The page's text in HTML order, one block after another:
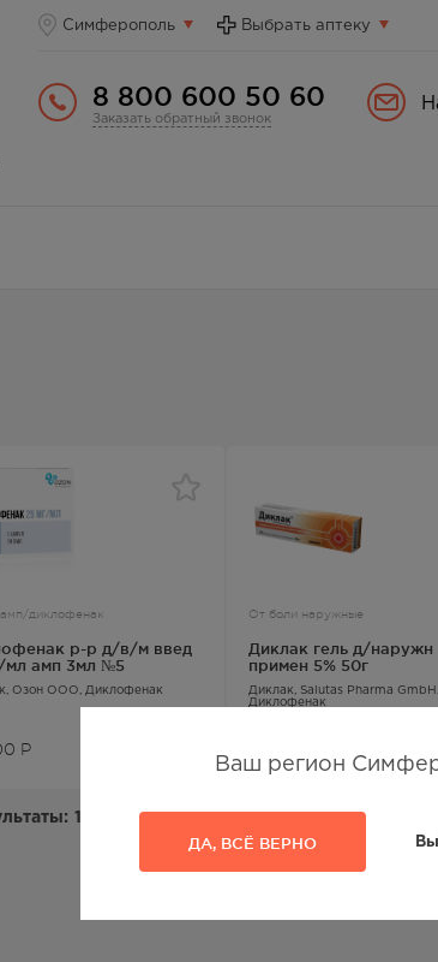
Симферополь
Ваш регион
ДА, ВСЁ ВЕРНО
Выбрать аптеку
8 800 600 50 60
Заказать обратный звонок
диклофенак
р-р д/в/м введ
мл амп 3мл №5
, Озон ООО, Диклофенак
Р
От боли наружные
Диклак гель д/наружн
примен 5% 50г
Диклак , Salutas Pharma GmbH,
Диклофенак
1-3 3